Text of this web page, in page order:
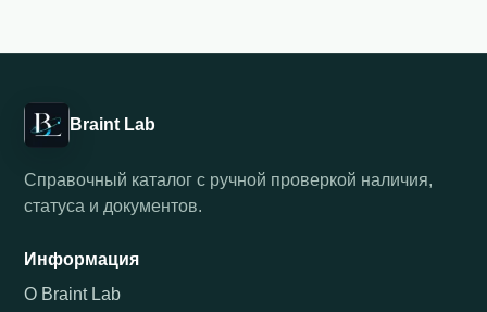
Braint Lab
Справочный каталог с ручной проверкой наличия,
статуса и документов.
Информация
О Braint Lab